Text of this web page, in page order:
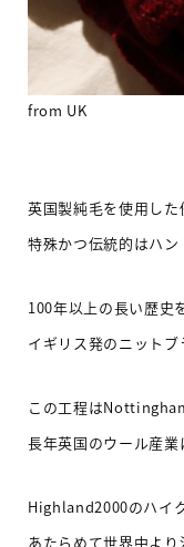
from UK
英国製純毛を使用した
特殊かつ伝統的はハ
100年以上の長い歴史
イギリス発のニットブ
この工程は
長年英国のウール産業
Highland2000のハイ
あたらめて世界中より